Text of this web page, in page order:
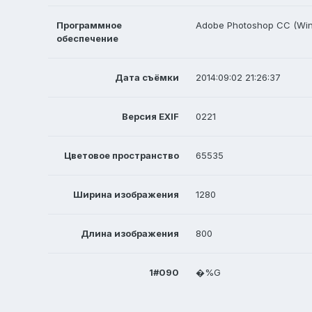
Программное
обеспечение
Adobe Photoshop CC
Дата съёмки 2014:09:02 21:26:37
Версия EXIF 0221
Цветовое пространство 65535
Ширина изображения 1280
Длина изображения 800
1#090 �%G